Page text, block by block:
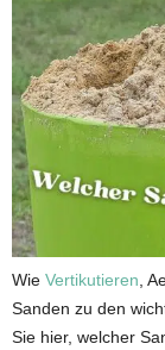
Wie Vertikutieren,
Sanden zu den
Sie hier, welcher